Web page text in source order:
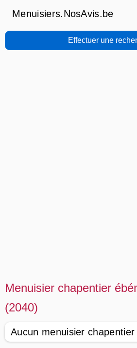
Menuisiers.NosAvis.be
Effectuer une
Menuisier chapentier
(2040)
Aucun menuisier